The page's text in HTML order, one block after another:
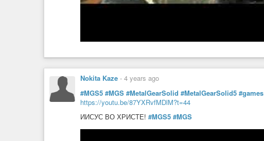
Nokita Kaze - 4 years ago
#MGS5 #MGS #MetalGearSolid #MetalGearSolid5 #games
https://youtu.be/87YXRvfMDlM?t=44
ИИСУС ВО ХРИСТЕ! #MGS5 #MGS